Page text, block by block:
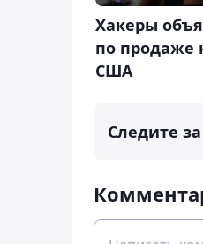
Хакеры
по продаже
США
Следите